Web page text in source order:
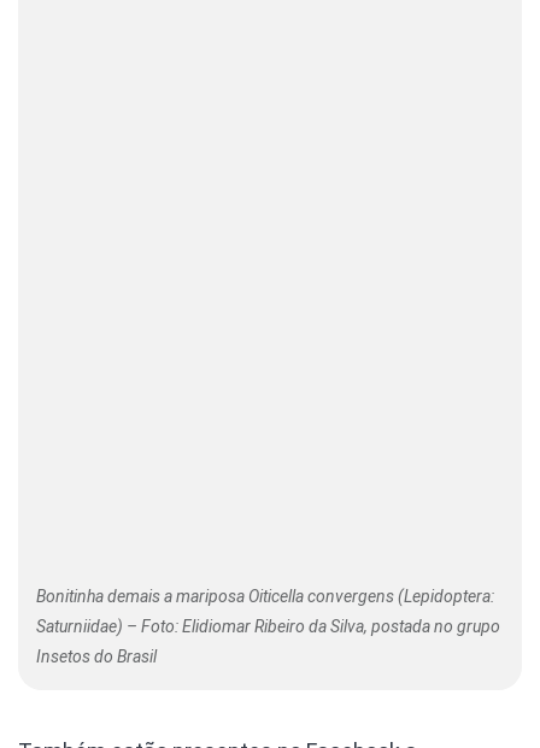
Bonitinha demais a mariposa Oiticella convergens (Lepidoptera:
Saturniidae) – Foto: Elidiomar Ribeiro da Silva, postada no grupo
Insetos do Brasil